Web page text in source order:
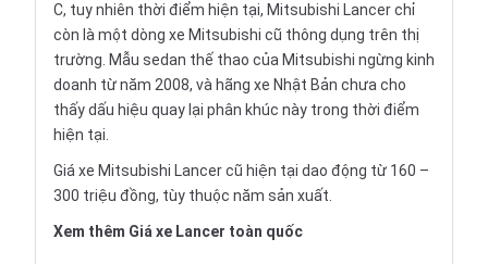
C, tuy nhiên thời điểm hiện tại, Mitsubishi Lancer chỉ
còn là một dòng xe Mitsubishi cũ thông dụng trên thị
trường. Mẫu sedan thế thao của Mitsubishi ngừng kinh
doanh từ năm 2008, và hãng xe Nhật Bản chưa cho
thấy dấu hiệu quay lại phân khúc này trong thời điểm
hiện tại.
Giá xe Mitsubishi Lancer cũ hiện tại dao động từ 160 –
300 triệu đồng, tùy thuộc năm sản xuất.
Xem thêm Giá xe Lancer toàn quốc